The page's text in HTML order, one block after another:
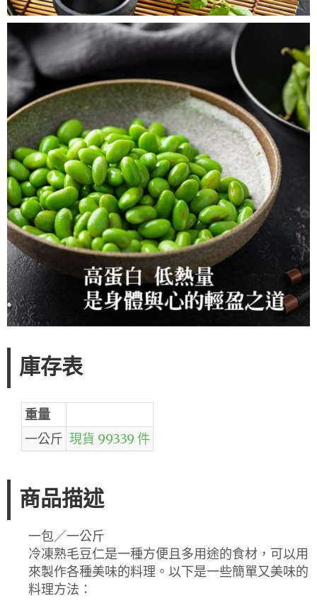
庫存表
重量
一公斤 現貨 99339 件
商品描述
一包／一公斤
冷凍熟毛豆仁是一種方便且多用途的食材，可以用
來製作各種美味的料理。以下是一些簡單又美味的
料理方法：